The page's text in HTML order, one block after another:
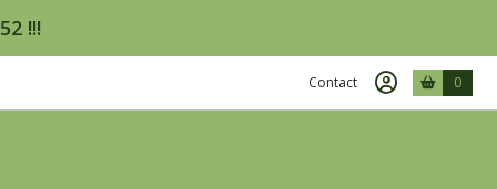
!!!
Contact 0